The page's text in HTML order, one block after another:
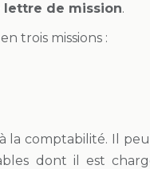
lettre de mission.
trois missions :
la comptabilité. Il
dont il est